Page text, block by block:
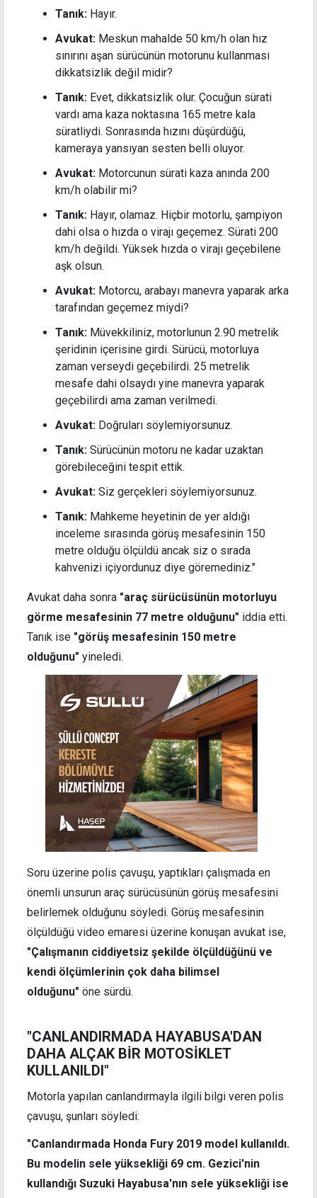
Tanık: Hayır.
Avukat: Meskun mahalde 50 km/h olan hız
sınırını aşan sürücünün motorunu kullanması
dikkatsizlik değil midir?
Tanık: Evet, dikkatsizlik olur. Çocuğun sürati
vardı ama kaza noktasına 165 metre kala
süratliydi. Sonrasında hızını düşürdüğü,
kameraya yansıyan sesten belli oluyor.
Avukat: Motorcunun sürati kaza anında 200
km/h olabilir mi?
Tanık: Hayır, olamaz. Hiçbir motorlu, şampiyon
dahi olsa o hızda o virajı geçemez. Sürati 200
km/h değildi. Yüksek hızda o virajı geçebilene
aşk olsun.
Avukat: Motorcu, arabayı manevra yaparak arka
tarafından geçemez miydi?
Tanık: Müvekkiliniz, motorlunun 2.90 metrelik
şeridinin içerisine girdi. Sürücü, motorluya
zaman verseydi geçebilirdi. 25 metrelik
mesafe dahi olsaydı yine manevra yaparak
geçebilirdi ama zaman verilmedi.
Avukat: Doğruları söylemiyorsunuz.
Tanık: Sürücünün motoru ne kadar uzaktan
görebileceğini tespit ettik.
Avukat: Siz gerçekleri söylemiyorsunuz.
Tanık: Mahkeme heyetinin de yer aldığı
inceleme sırasında görüş mesafesinin 150
metre olduğu ölçüldü ancak siz o sırada
kahvenizi içiyordunuz diye göremediniz."
Avukat daha sonra "araç sürücüsünün motorluyu
görme mesafesinin 77 metre olduğunu" iddia etti.
Tanık ise "görüş mesafesinin 150 metre
olduğunu" yineledi.
Soru üzerine polis çavuşu, yaptıkları çalışmada en
önemli unsurun araç sürücüsünün görüş mesafesini
belirlemek olduğunu söyledi. Görüş mesafesinin
ölçüldüğü video emaresi üzerine konuşan avukat ise,
"Çalışmanın ciddiyetsiz şekilde ölçüldüğünü ve
kendi ölçümlerinin çok daha bilimsel
olduğunu" öne sürdü.
"CANLANDIRMADA HAYABUSA'DAN
DAHA ALÇAK BİR MOTOSİKLET
KULLANILDI"
Motorla yapılan canlandırmayla ilgili bilgi veren polis
çavuşu, şunları söyledi:
"Canlandırmada Honda Fury 2019 model kullanıldı.
Bu modelin sele yüksekliği 69 cm. Gezici'nin
kullandığı Suzuki Hayabusa'nın sele yüksekliği ise